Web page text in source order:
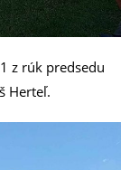
z rúk predsedu
Herteľ.